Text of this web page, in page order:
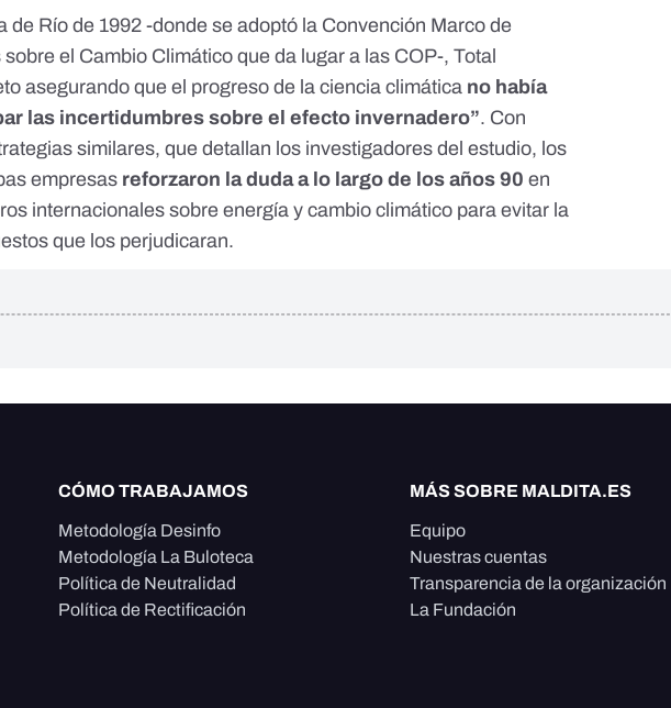
de Río de 1992 -donde se adoptó la Convención Marco de
el Cambio Climático que da lugar a las COP-, Total
asegurando que el progreso de la ciencia climática no había
las incertidumbres sobre el efecto invernadero”. Con
similares, que detallan los investigadoresdel estudio, los
empresas reforzaron la duda a lo largo de los años 90en
internacionales sobre energía y cambio climático para evitar la
que los perjudicaran.
CÓMO TRABAJAMOS
Metodología Desinfo
Metodología La Buloteca
Política de Neutralidad
Política de Rectificación
MÁS SOBRE MALDITA.ES
Equipo
Nuestras cuentas
Transparencia de la organización
La Fundación